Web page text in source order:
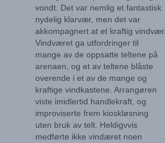
vondt. Det var nemlig et fantastisk
nydelig klarvær, men det var
akkompagnert at et kraftig vindvær.
Vindværet ga utfordringer til
mange av de oppsatte teltene på
arenaen, og et av teltene blåste
overende i et av de mange og
kraftige vindkastene. Arrangøren
viste imidlertid handlekraft, og
improviserte frem kioskløsning
uten bruk av telt. Heldigvvis
medførte ikke vindæret noen